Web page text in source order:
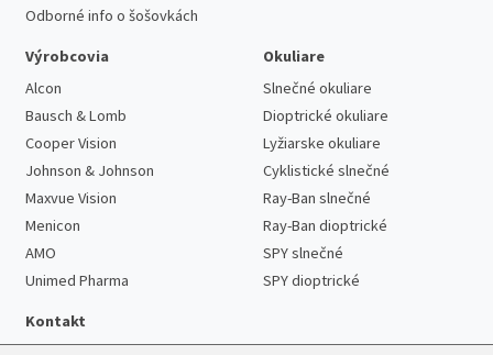
Odborné info o šošovkách
Výrobcovia
Alcon
Bausch & Lomb
Cooper Vision
Johnson & Johnson
Maxvue Vision
Menicon
AMO
Unimed Pharma
Okuliare
Slnečné okuliare
Dioptrické okuliare
Lyžiarske okuliare
Cyklistické slnečné
Ray-Ban slnečné
Ray-Ban dioptrické
SPY slnečné
SPY dioptrické
Kontakt